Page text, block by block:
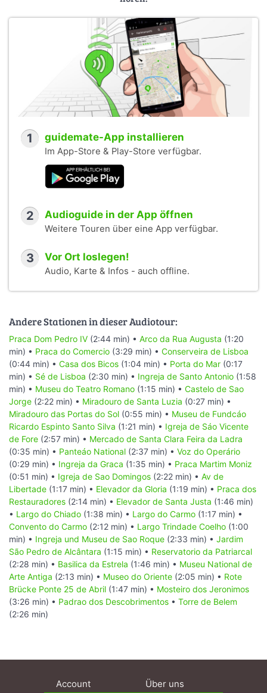
1 guidemate-App installieren
Im App-Store & Play-Store verfügbar.
2 Audioguide in der App öffnen
Weitere Touren über eine App verfügbar.
3 Vor Ort loslegen!
Audio, Karte & Infos - auch offline.
Andere Stationen in dieser Audiotour:
Praca Dom Pedro IV (2:44 min) • Arco da Rua Augusta (1:20
min) • Praca do Comercio (3:29 min) • Conserveira de Lisboa
(0:44 min) • Casa dos Bicos (1:04 min) • Porta do Mar (0:17
min) • Sé de Lisboa (2:30 min) • Ingreja de Santo Antonio (1:58
min) • Museu do Teatro Romano (1:15 min) • Castelo de Sao
Jorge (2:22 min) • Miradouro de Santa Luzia (0:27 min) •
Miradouro das Portas do Sol (0:55 min) • Museu de Fundcáo
Ricardo Espinto Santo Silva (1:21 min) • Igreja de Sáo Vicente
de Fore (2:57 min) • Mercado de Santa Clara Feira da Ladra
(0:35 min) • Panteáo National (2:37 min) • Voz do Operário
(0:29 min) • Ingreja da Graca (1:35 min) • Praca Martim Moniz
(0:51 min) • Igreja de Sao Domingos (2:22 min) • Av de
Libertade (1:17 min) • Elevador da Gloria (1:19 min) • Praca dos
Restauradores (2:14 min) • Elevador de Santa Justa (1:46 min)
• Largo do Chiado (1:38 min) • Largo do Carmo (1:17 min) •
Convento do Carmo (2:12 min) • Largo Trindade Coelho (1:00
min) • Ingreja und Museu de Sao Roque (2:33 min) • Jardim
São Pedro de Alcântara (1:15 min) • Reservatorio da Patriarcal
(2:28 min) • Basilica da Estrela (1:46 min) • Museu National de
Arte Antiga (2:13 min) • Museo do Oriente (2:05 min) • Rote
Brücke Ponte 25 de Abril (1:47 min) • Mosteiro dos Jeronimos
(3:26 min) • Padrao dos Descobrimentos • Torre de Belem
(2:26 min)
Account Über uns